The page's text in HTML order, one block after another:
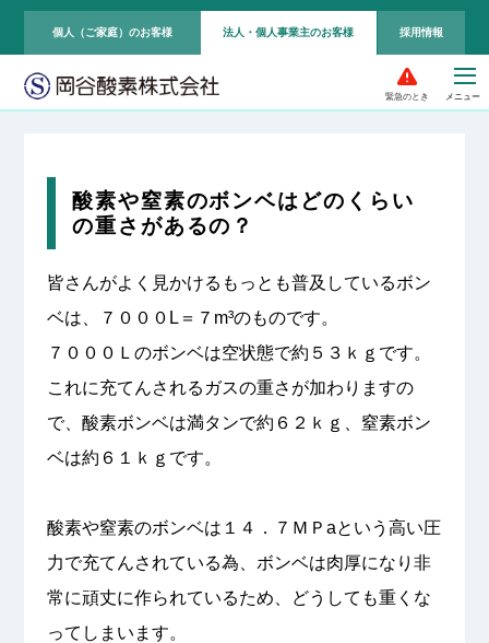
個人（ご家庭）のお客様 法人・個人事業主のお客様 採用情報
緊急のとき
酸素や窒素のボンベはどのくらい
の重さがあるの？
皆さんがよく見かけるもっとも普及しているボン
ベは、７０００L＝７m³のものです。
７０００Ｌのボンベは空状態で約５３ｋｇです。
これに充てんされるガスの重さが加わりますの
で、酸素ボンベは満タンで約６２ｋｇ、窒素ボン
ベは約６１ｋｇです。
酸素や窒素のボンベは１４．７ＭＰaという高い圧
力で充てんされている為、ボンベは肉厚になり非
常に頑丈に作られているため、どうしても重くな
ってしまいます。